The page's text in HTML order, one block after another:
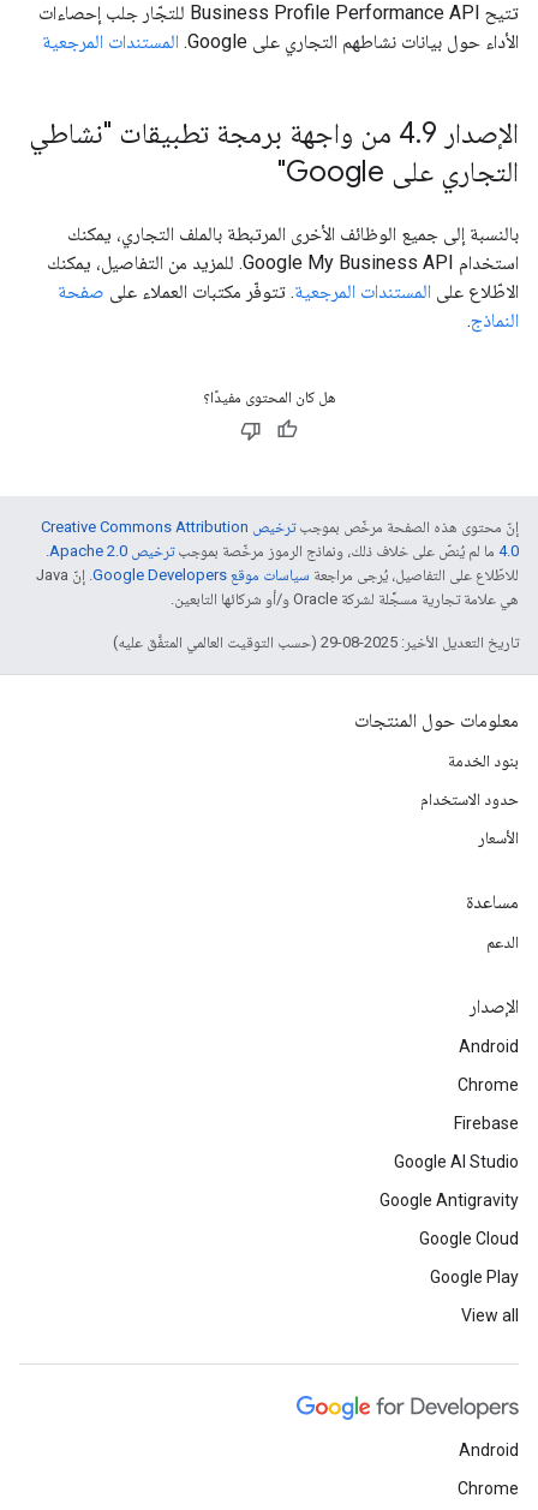
تتيح Business Profile Performance API للتجّار جلب إحصاءات
الأداء حول بيانات نشاطهم التجاري على Google.
المستندات المرجعية
الإصدار 4 .
9 من واجهة برمجة تطبيقات "نشاطي
التجاري على Google"
بالنسبة إلى جميع الوظائف الأخرى المرتبطة بالملف التجاري، يمكنك
استخدام Google My Business API. للمزيد من التفاصيل، يمكنك
الاطّلاع على المستندات المرجعية. تتوفّر مكتبات العملاء على صفحة
النماذج.
هل كان المحتوى مفيدًا؟
إنّ محتوى هذه الصفحة مرخّص بموجب
ترخيص Creative Commons Attribution
4.0‏ ما لم يُنصّ على خلاف ذلك، ونماذج الرموز مرخّصة بموجبترخيص Apache 2.0‏
.
للاطّلاع على التفاصيل، يُرجى مراجعة سياسات موقع Google Developers‏
. إنّ Java
هي علامة تجارية مسجَّلة لشركة Oracle و/أو شركائها التابعين.
تاريخ التعديل الأخير: 2025-08-29 (حسب التوقيت العالمي المتفَّق عليه)
معلومات حول المنتجات
بنود الخدمة
حدود الاستخدام
الأسعار
مساعدة
الدعم
الإصدار
Android
Chrome
Firebase
Google AI Studio
Google Antigravity
Google Cloud
Google Play
View all
Android
Chrome